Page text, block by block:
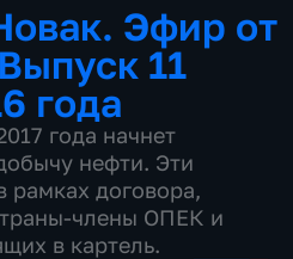
Эфир от
Выпуск 11
года
года начнет
нефти. Эти
рамках договора,
члены ОПЕК и
в картель.